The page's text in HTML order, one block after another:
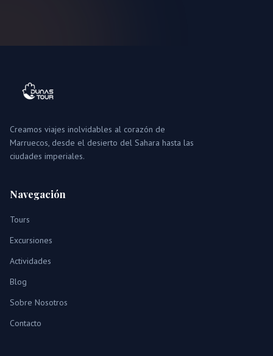
Creamos viajes inolvidables al corazón de
Marruecos, desde el desierto del Sahara hasta las
ciudades imperiales.
Navegación
Tours
Excursiones
Actividades
Blog
Sobre Nosotros
Contacto